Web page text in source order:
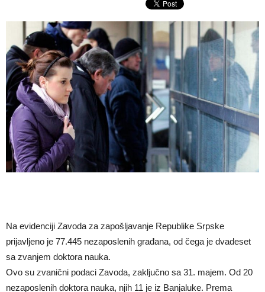
Na evidenciji Zavoda za zapošljavanje Republike Srpske
prijavljeno je 77.445 nezaposlenih građana, od čega je dvadeset
sa zvanjem doktora nauka.
Ovo su zvanični podaci Zavoda, zaključno sa 31. majem. Od 20
nezaposlenih doktora nauka, njih 11 je iz Banjaluke. Prema